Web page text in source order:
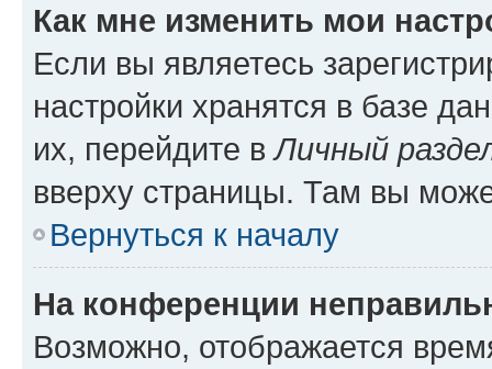
Как мне изменить мои
Если вы являетесь
настройки хранятся в базе
их, перейдите вЛичный
вверху страницы. Там вы
Вернуться к началу
На конференции
Возможно, отображается